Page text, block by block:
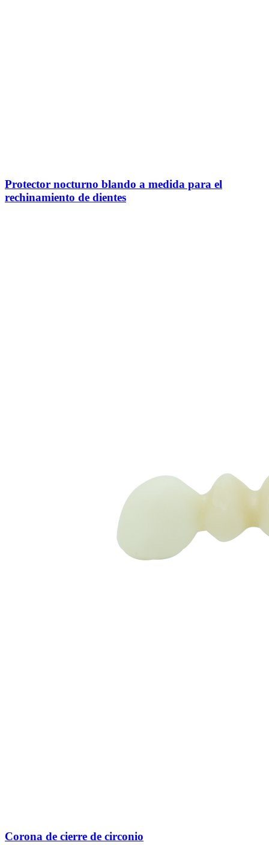
Protector nocturno blando a medida para el
rechinamiento de dientes
Corona de cierre de circonio